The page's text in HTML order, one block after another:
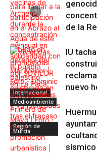
Internacional
Región de
Murcia
de la
IU
nuevo
Medioambiente